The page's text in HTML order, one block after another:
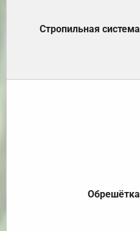
Стропильная система
Обрешётка